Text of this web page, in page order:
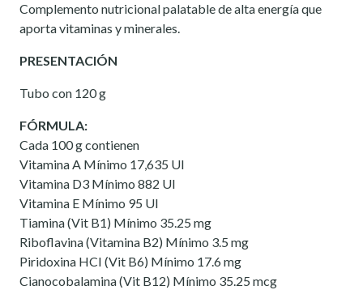
Complemento nutricional palatable de alta energía que
aporta vitaminas y minerales.
PRESENTACIÓN
Tubo con 120 g
FÓRMULA:
Cada 100 g contienen
Vitamina A Mínimo 17,635 UI
Vitamina D3 Mínimo 882 UI
Vitamina E Mínimo 95 UI
Tiamina (Vit B1) Mínimo 35.25 mg
Riboflavina (Vitamina B2) Mínimo 3.5 mg
Piridoxina HCI (Vit B6) Mínimo 17.6 mg
Cianocobalamina (Vit B12) Mínimo 35.25 mcg